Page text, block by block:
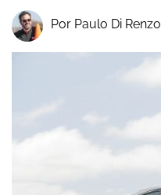
Por Paulo Di Renzo